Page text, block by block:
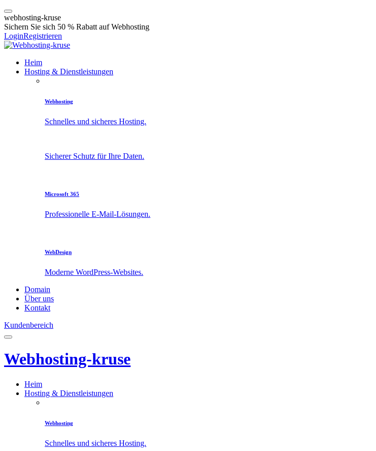
webhosting-kruse
Sichern Sie sich 50 % Rabatt auf Webhosting
LoginRegistrieren
Heim
Hosting & Dienstleistungen
Webhosting
Schnelles und sicheres Hosting.
Sicherer Schutz für Ihre Daten.
Microsoft 365
Professionelle E-Mail-Lösungen.
WebDesign
Moderne WordPress-Websites.
Domain
Über uns
Kontakt
Kundenbereich
Webhosting-kruse
Heim
Hosting & Dienstleistungen
Webhosting
Schnelles und sicheres Hosting.